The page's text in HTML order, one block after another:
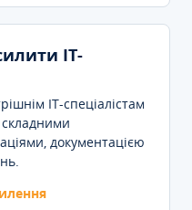
IT-
IT-спеціалістам
складними
документацією